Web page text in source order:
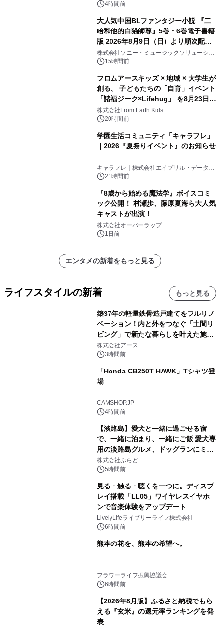
4時間前
大人気中国BLファンタジー小説 『二
哈和他的白猫師尊』5巻・6巻電子書籍
版 2026年8月9日（日）より順次配信
開始
株式会社ソニー・ミュージックソリューショ
ンズ15時間前
フロムアースキッズ × 地域 × 大学生が
創る、 子どもたちの「自育」イベント
「諸福ジーク×Lifehug」 を8月23日
(日)開催
株式会社From Earth Kids
20時間前
学園生活コミュニティ「キャラフレ」
｜2026『夏祭りイベント』のお知らせ
キャラフレ｜株式会社エイプリル・データ・
デザインズ
21時間前
『8歳から始める魔法学』ボイスコミ
ック公開！ 村瀬歩、藤原夏海ら大人気
キャストが出演！
株式会社オーバーラップ
1日前
エンタメの新着をもっと見る
ライフスタイルの新着 もっと見る
築37年の軽量鉄骨造戸建てをフルリノ
ベーション！内と外をつなぐ「土間リ
ビング」で新たな暮らしを叶えた施工
事例を株式会社アースが公開
株式会社アース
3時間前
「Honda CB250T HAWK」Tシャツ登
場
CAMSHOP.JP
4時間前
【淡路島】愛犬と一緒に過ごせる宿
で、一緒に泊まり、一緒にご飯 愛犬専
用の淡路島グルメ、ドッグランにミニ
プール グランピングとトレーラーハウ
スの2施設で
株式会社ぷらど
5時間前
見る・触る・聴くを一つに。ディスプ
レイ搭載「LL05」ワイヤレスイヤホ
ンで音楽体験をアップデート
LivelyLifeライブリーライフ株式会社
6時間前
熊本の花を、熊本の希望へ。
フラワーライフ振興協議会
6時間前
【2026年8月版】ふるさと納税でもら
える『玄米』の還元率ランキングを発
表